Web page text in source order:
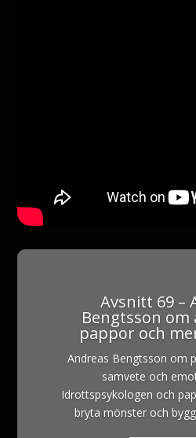
Avsnitt 69 –
Bengtsson om
pappor och
Andreas Bengtsson om
samvete och
Idrottspsykologen och
bryta mönster och